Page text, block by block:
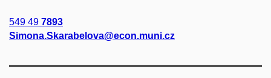
549 49 7893
Simona.Skarabelova@econ.muni.cz